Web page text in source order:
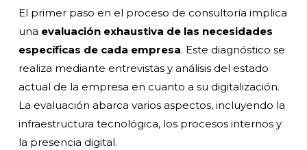
El primer paso en el proceso de consultoría implica
una evaluación exhaustiva de las necesidades
específicas de cada empresa. Este diagnóstico se
realiza mediante entrevistas y análisis del estado
actual de la empresa en cuanto a su digitalización.
La evaluación abarca varios aspectos, incluyendo la
infraestructura tecnológica, los procesos internos y
la presencia digital.